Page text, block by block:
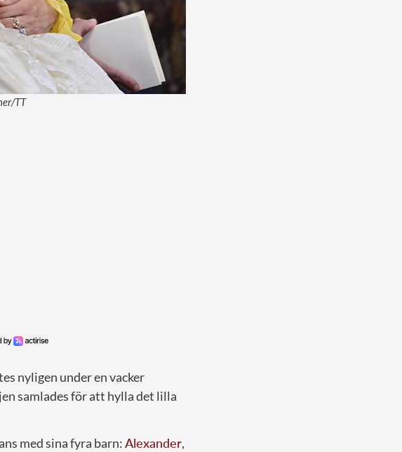
TT
nyligen under en vacker
samlades för att hylla det lilla
med sina fyra barn:Alexander,